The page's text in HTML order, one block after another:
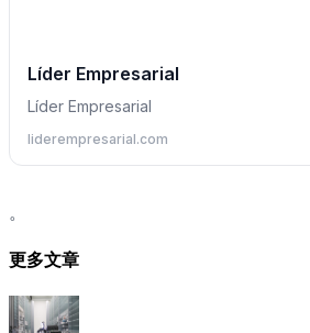
Líder Empresarial
Líder Empresarial
liderempresarial.com
。
更多文章